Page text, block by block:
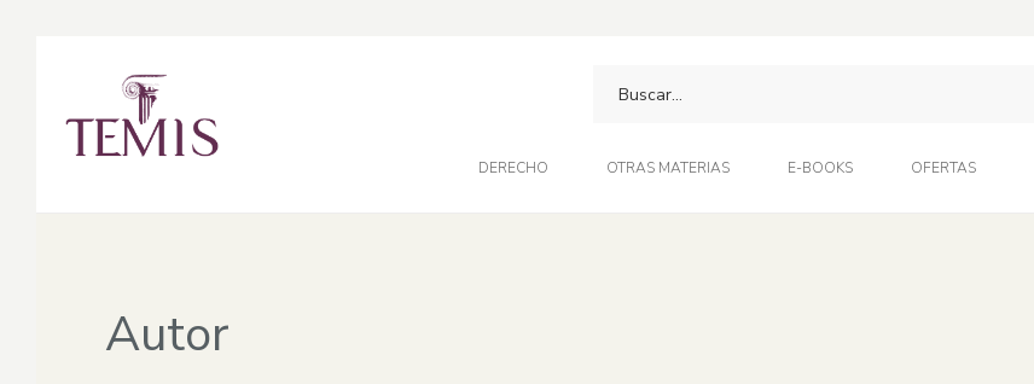
DERECHO OTRAS MATERIAS E-BOOKS OFERTAS
Autor